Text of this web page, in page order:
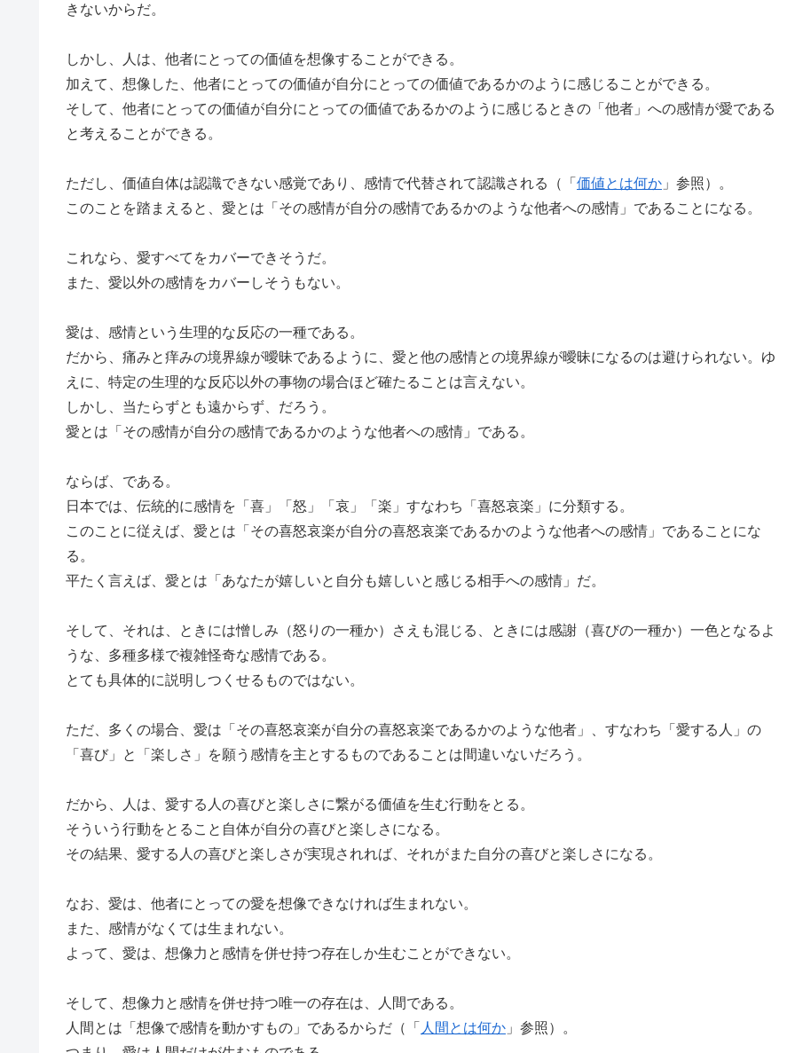
きないからだ。
しかし、人は、他者にとっての価値を想像することができる。
加えて、想像した、他者にとっての価値が自分にとっての価値であるかのように感じることができる。
そして、他者にとっての価値が自分にとっての価値であるかのように感じるときの「他者」への感情が愛である
と考えることができる。
ただし、価値自体は認識できない感覚であり、感情で代替されて認識される（「 価値とは何か 」参照）。
このことを踏まえると、愛とは「その感情が自分の感情であるかのような他者への感情」であることになる。
これなら、愛すべてをカバーできそうだ。
また、愛以外の感情をカバーしそうもない。
愛は、感情という生理的な反応の一種である。
だから、痛みと痒みの境界線が曖昧であるように、愛と他の感情との境界線が曖昧になるのは避けられない。ゆ
えに、特定の生理的な反応以外の事物の場合ほど確たることは言えない。
しかし、当たらずとも遠からず、だろう。
愛とは「その感情が自分の感情であるかのような他者への感情」である。
ならば、である。
日本では、伝統的に感情を「喜」「怒」「哀」「楽」すなわち「喜怒哀楽」に分類する。
このことに従えば、愛とは「その喜怒哀楽が自分の喜怒哀楽であるかのような他者への感情」であることにな
る。
平たく言えば、愛とは「あなたが嬉しいと自分も嬉しいと感じる相手への感情」だ。
そして、それは、ときには憎しみ（怒りの一種か）さえも混じる、ときには感謝（喜びの一種か）一色となるよ
うな、多種多様で複雑怪奇な感情である。
とても具体的に説明しつくせるものではない。
ただ、多くの場合、愛は「その喜怒哀楽が自分の喜怒哀楽であるかのような他者」、すなわち「愛する人」の
「喜び」と「楽しさ」を願う感情を主とするものであることは間違いないだろう。
だから、人は、愛する人の喜びと楽しさに繋がる価値を生む行動をとる。
そういう行動をとること自体が自分の喜びと楽しさになる。
その結果、愛する人の喜びと楽しさが実現されれば、それがまた自分の喜びと楽しさになる。
なお、愛は、他者にとっての愛を想像できなければ生まれない。
また、感情がなくては生まれない。
よって、愛は、想像力と感情を併せ持つ存在しか生むことができない。
そして、想像力と感情を併せ持つ唯一の存在は、人間である。
人間とは「想像で感情を動かすもの」であるからだ（「 人間とは何か 」参照）。